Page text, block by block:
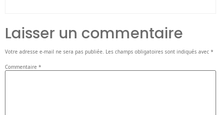
Laisser un commentaire
Votre adresse e-mail ne sera pas publiée. Les champs obligatoires sont indiqués avec *
Commentaire *